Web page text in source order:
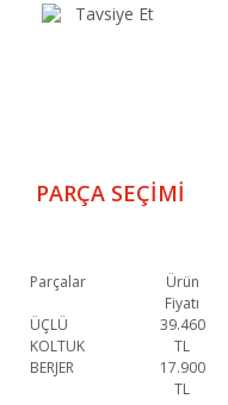
Tavsiye Et
PARÇA SEÇIMI
Parçalar
Ürün
Fiyatı
ÜÇLÜ
KOLTUK
39.460
TL
BERJER
17.900
TL